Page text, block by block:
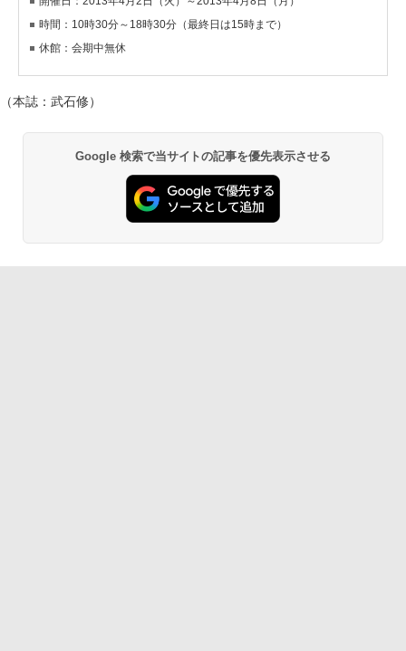
時間：10時30分～18時30分（最終日は15時まで）
休館：会期中無休
（本誌：武石修）
Google 検索で当サイトの記事を優先表示させる